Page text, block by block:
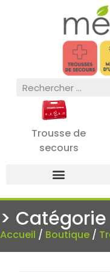
Trousse de
secours
>
Accueil / Boutique /